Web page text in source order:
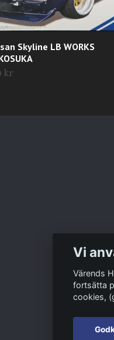
Skyline LB WORKS
kr
Vi
Värends
fortsätta
cookies,